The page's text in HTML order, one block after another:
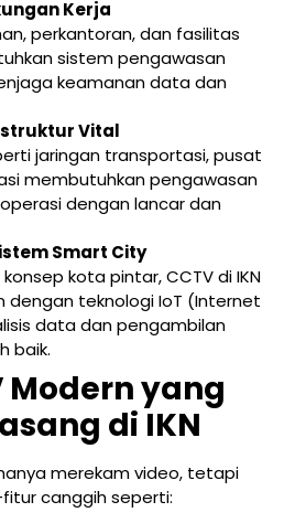
Kerja
perkantoran, dan fasilitas
sistem pengawasan
keamanan data dan
Vital
jaringan transportasi, pusat
membutuhkan pengawasan
dengan lancar dan
Smart City
kota pintar, CCTV di IKN
dengan teknologi IoT (Internet
data dan pengambilan
baik.
Modern yang
di IKN
merekam video, tetapi
canggih seperti: